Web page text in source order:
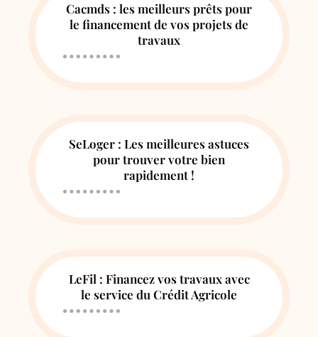
Cacmds : les meilleurs prêts pour
le financement de vos projets de
travaux
SeLoger : Les meilleures astuces
pour trouver votre bien
rapidement !
LeFil : Financez vos travaux avec
le service du Crédit Agricole